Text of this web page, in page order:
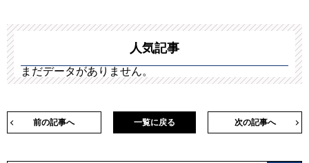
人気記事
まだデータがありません。
前の記事へ 次の記事へ
一覧に戻る